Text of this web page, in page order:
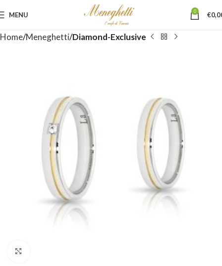
MENU 0 €
Home Meneghetti Diamond-Exclusive